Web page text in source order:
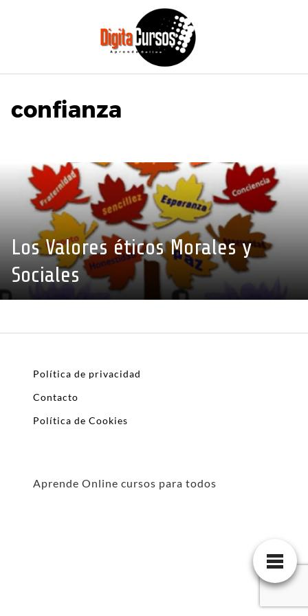
confianza
Los Valores éticos Morales y
Sociales
Política de privacidad
Contacto
Política de Cookies
Aprende Online cursos para todos